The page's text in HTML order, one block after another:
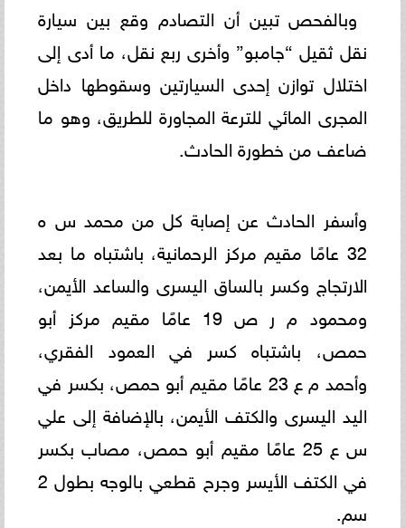
وبالفحص تبين أن التصادم وقع بين سيارة
نقل ثقيل “جامبو” وأخرى ربع نقل، ما أدى إلى
اختلال توازن إحدى السيارتين وسقوطها داخل
المجرى المائي للترعة المجاورة للطريق، وهو ما
ضاعف من خطورة الحادث.
وأسفر الحادث عن إصابة كل من محمد س ه
32 عامًا مقيم مركز الرحمانية، باشتباه ما بعد
الارتجاج وكسر بالساق اليسرى والساعد الأيمن،
ومحمود م ر ص 19 عامًا مقيم مركز أبو
حمص، باشتباه كسر في العمود الفقري،
وأحمد م ع 23 عامًا مقيم أبو حمص، بكسر في
اليد اليسرى والكتف الأيمن، بالإضافة إلى علي
س ع 25 عامًا مقيم أبو حمص، مصاب بكسر
في الكتف الأيسر وجرح قطعي بالوجه بطول 2
سم.